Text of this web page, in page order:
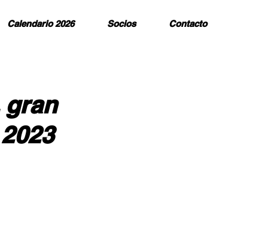
Calendario 2026 Socios Contacto
gran